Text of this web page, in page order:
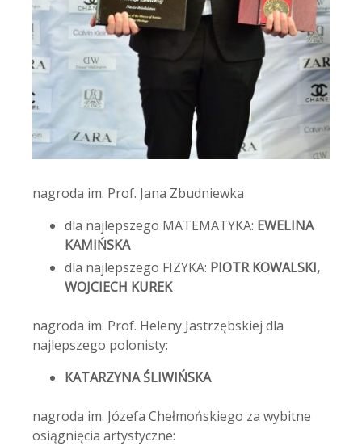
nagroda im. Prof. Jana Zbudniewka
dla najlepszego MATEMATYKA: EWELINA
KAMIŃSKA
dla najlepszego FIZYKA: PIOTR KOWALSKI,
WOJCIECH KUREK
nagroda im. Prof. Heleny Jastrzębskiej dla
najlepszego polonisty:
KATARZYNA ŚLIWIŃSKA
nagroda im. Józefa Chełmońskiego za wybitne
osiągnięcia artystyczne: